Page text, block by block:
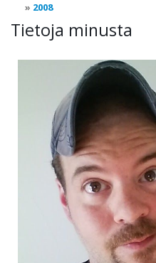
2008
Tietoja minusta